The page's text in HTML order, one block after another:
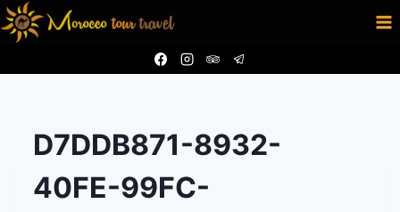
Aller
au
D7DDB871-8932-
40FE-99FC-